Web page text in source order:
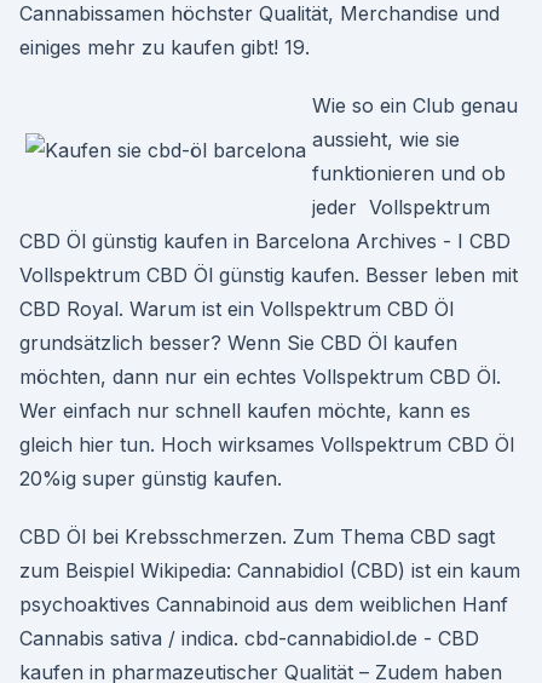
Cannabissamen höchster Qualität, Merchandise und
einiges mehr zu kaufen gibt! 19.
Wie so ein Club genau
aussieht, wie sie
funktionieren und ob
jeder Vollspektrum
CBD Öl günstig kaufen in Barcelona Archives - I CBD
Vollspektrum CBD Öl günstig kaufen. Besser leben mit
CBD Royal. Warum ist ein Vollspektrum CBD Öl
grundsätzlich besser? Wenn Sie CBD Öl kaufen
möchten, dann nur ein echtes Vollspektrum CBD Öl.
Wer einfach nur schnell kaufen möchte, kann es
gleich hier tun. Hoch wirksames Vollspektrum CBD Öl
20%ig super günstig kaufen.
CBD Öl bei Krebsschmerzen. Zum Thema CBD sagt
zum Beispiel Wikipedia: Cannabidiol (CBD) ist ein kaum
psychoaktives Cannabinoid aus dem weiblichen Hanf
Cannabis sativa / indica. cbd-cannabidiol.de - CBD
kaufen in pharmazeutischer Qualität – Zudem haben